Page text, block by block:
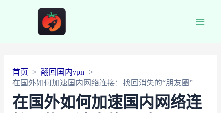
首页
翻回国内vpn
在国外如何加速国内网络连接：找回消失的“朋友圈”
在国外如何加速国内网络连